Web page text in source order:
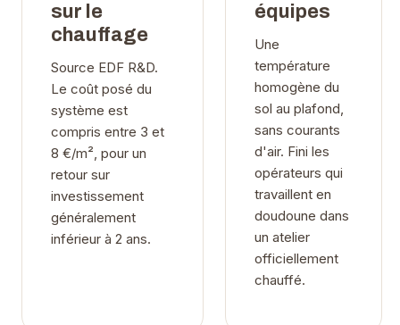
sur le
chauffage
Source EDF R&D.
Le coût posé du
système est
compris entre 3 et
8 €/m², pour un
retour sur
investissement
généralement
inférieur à 2 ans.
équipes
Une
température
homogène du
sol au plafond,
sans courants
d'air. Fini les
opérateurs qui
travaillent en
doudoune dans
un atelier
officiellement
chauffé.